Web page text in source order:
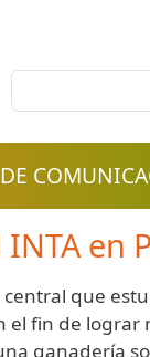
en
que
el fin de lograr
ganadería